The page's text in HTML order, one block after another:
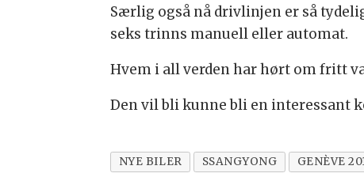
Særlig også nå drivlinjen er så
seks trinns manuell eller automat.
Hvem i all verden har hørt om fritt
Den vil bli kunne bli en interessant
NYE BILER SSANGYONG GENÈVE